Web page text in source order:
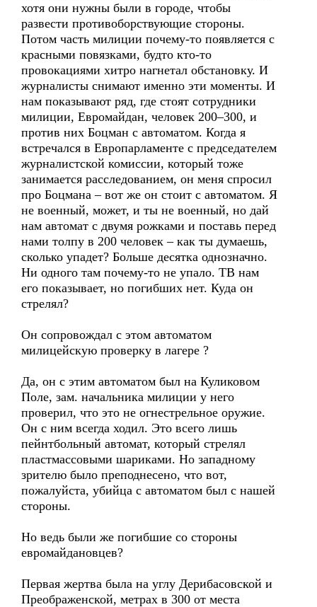
хотя они нужны были в городе, чтобы
развести противоборствующие стороны.
Потом часть милиции почему-то появляется с
красными повязками, будто кто-то
провокациями хитро нагнетал обстановку. И
журналисты снимают именно эти моменты. И
нам показывают ряд, где стоят сотрудники
милиции, Евромайдан, человек 200–300, и
против них Боцман с автоматом. Когда я
встречался в Европарламенте с председателем
журналистской комиссии, который тоже
занимается расследованием, он меня спросил
про Боцмана – вот же он стоит с автоматом. Я
не военный, может, и ты не военный, но дай
нам автомат с двумя рожками и поставь перед
нами толпу в 200 человек – как ты думаешь,
сколько упадет? Больше десятка однозначно.
Ни одного там почему-то не упало. ТВ нам
его показывает, но погибших нет. Куда он
стрелял?
Он сопровождал с этом автоматом
милицейскую проверку в лагере ?
Да, он с этим автоматом был на Куликовом
Поле, зам. начальника милиции у него
проверил, что это не огнестрельное оружие.
Он с ним всегда ходил. Это всего лишь
пейнтбольный автомат, который стрелял
пластмассовыми шариками. Но западному
зрителю было преподнесено, что вот,
пожалуйста, убийца с автоматом был с нашей
стороны.
Но ведь были же погибшие со стороны
евромайдановцев?
Первая жертва была на углу Дерибасовской и
Преображенской, метрах в 300 от места